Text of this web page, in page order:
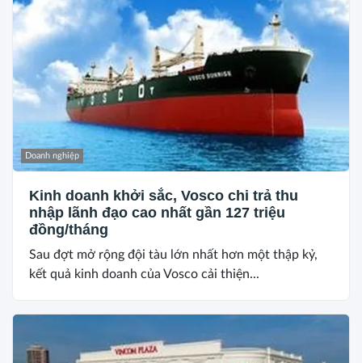
Doanh nghiệp
Kinh doanh khởi sắc, Vosco chi trả thu
nhập lãnh đạo cao nhất gần 127 triệu
đồng/tháng
Sau đợt mở rộng đội tàu lớn nhất hơn một thập kỷ,
kết quả kinh doanh của Vosco cải thiện...